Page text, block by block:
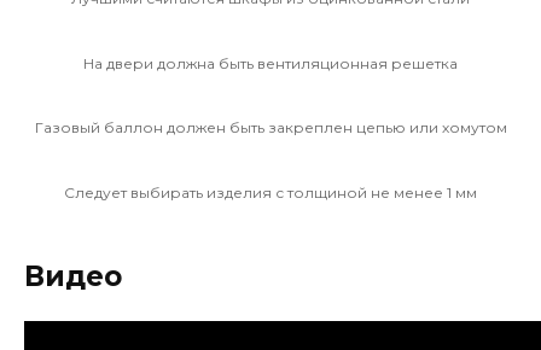
На двери должна быть вентиляционная решетка
Газовый баллон должен быть закреплен цепью или хомутом
Следует выбирать изделия с толщиной не менее 1 мм
Видео